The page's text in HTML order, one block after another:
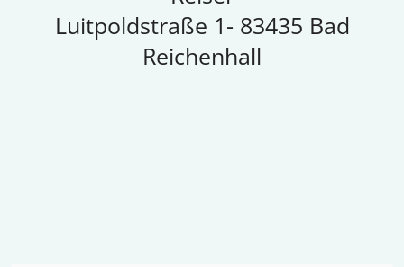
Luitpoldstraße 1- 83435 Bad
Reichenhall